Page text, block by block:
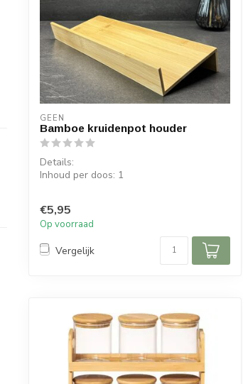
GEEN
Bamboe kruidenpot houder
Details:
Inhoud per doos: 1
€5,95
Op voorraad
Vergelijk